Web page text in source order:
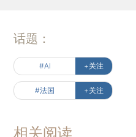
话题：
#AI +关注
#法国 +关注
相关阅读